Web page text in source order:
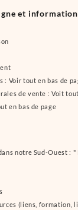
et information
: Voir tout en bas de
de vente : Voit
en bas de page
notre Sud-Ouest :
(liens, formation,